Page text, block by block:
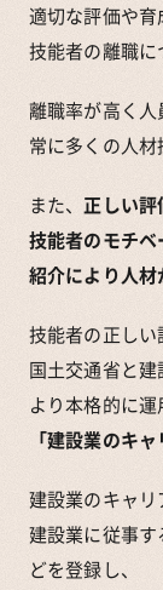
適切な評価や育
技能者の離職に
離職率が高く人
常に多くの人材
また、正しい評
技能者のモチベ
紹介により人材
技能者の正しい
国土交通省と
より本格的に
「建設業のキ
建設業のキャリ
建設業に従事
どを登録し、